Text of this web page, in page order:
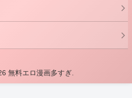
無料エロ漫画多すぎ.